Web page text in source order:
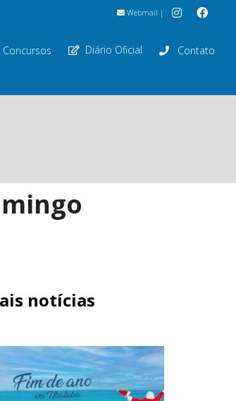
Webmail |
Concursos Diário Oficial Contato
notícias